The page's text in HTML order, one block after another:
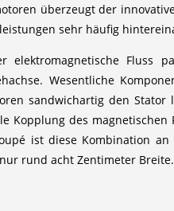
überzeugt der
sehr häufig
elektromagnetische Fluss
Wesentliche
sandwichartig den
des
ist diese Kombination
rund acht Zentimeter Breite.